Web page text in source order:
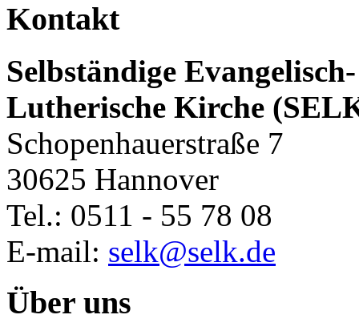
Kontakt
Selbständige Evangelisch-
Lutherische Kirche
Schopenhauerstraße 7
30625 Hannover
Tel.: 0511 - 55 78 08
E-mail: selk@selk.de
Über uns